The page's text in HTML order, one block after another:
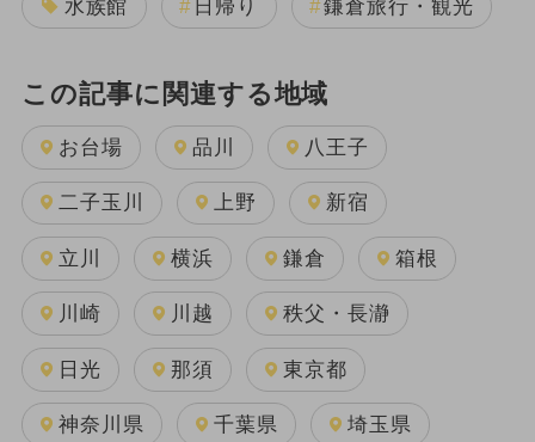
水族館 日帰り 鎌倉旅行・観光
この記事に関連する地域
お台場 品川 八王子
二子玉川 上野 新宿
立川 横浜 鎌倉 箱根
川崎 川越 秩父・長瀞
日光 那須 東京都
神奈川県 千葉県 埼玉県